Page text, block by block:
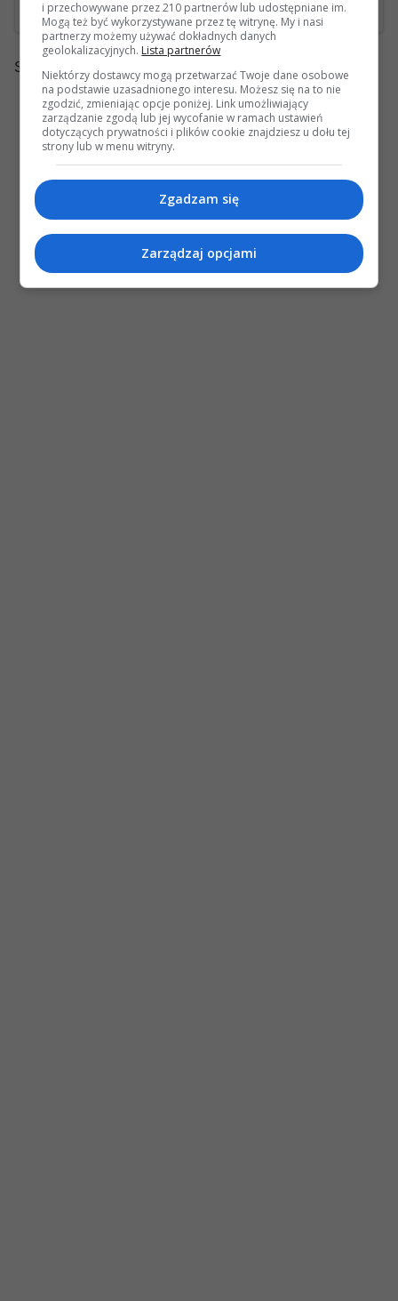
Ostatnia wiadomość: 23 Czerwca 2012, 18:52 49s wysłana przez dante
Strony:
i przechowywane przez 210 partnerów lub udostępniane im.
Mogą też być wykorzystywane przez tę witrynę. My i nasi
partnerzy możemy używać dokładnych danych
geolokalizacyjnych. Lista partnerów
Niektórzy dostawcy mogą przetwarzać Twoje dane osobowe
na podstawie uzasadnionego interesu. Możesz się na to nie
zgodzić, zmieniając opcje poniżej. Link umożliwiający
zarządzanie zgodą lub jej wycofanie w ramach ustawień
dotyczących prywatności i plików cookie znajdziesz u dołu tej
strony lub w menu witryny.
Zgadzam się
Zarządzaj opcjami